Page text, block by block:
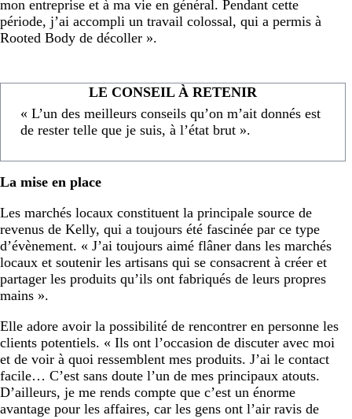
mon entreprise et à ma vie en général. Pendant cette
période, j’ai accompli un travail colossal, qui a permis à
Rooted Body de décoller ».
LE CONSEIL À RETENIR
« L’un des meilleurs conseils qu’on m’ait donnés est
de rester telle que je suis, à l’état brut ».
La mise en place
Les marchés locaux constituent la principale source de
revenus de Kelly, qui a toujours été fascinée par ce type
d’évènement. « J’ai toujours aimé flâner dans les marchés
locaux et soutenir les artisans qui se consacrent à créer et
partager les produits qu’ils ont fabriqués de leurs propres
mains ».
Elle adore avoir la possibilité de rencontrer en personne les
clients potentiels. « Ils ont l’occasion de discuter avec moi
et de voir à quoi ressemblent mes produits. J’ai le contact
facile… C’est sans doute l’un de mes principaux atouts.
D’ailleurs, je me rends compte que c’est un énorme
avantage pour les affaires, car les gens ont l’air ravis de